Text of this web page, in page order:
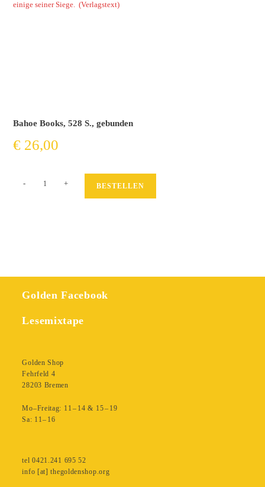
einige seiner Siege. (Verlagstext)
Bahoe Books, 528 S., gebunden
€ 26,00
Antifascistas
- + BESTELLEN
Golden Facebook
Lesemixtape
Golden Shop
Fehrfeld 4
28203 Bremen
Mo–Freitag: 11 – 14 & 15 – 19
Sa: 11– 16
tel 0421.241 695 52
info [at] thegoldenshop.org